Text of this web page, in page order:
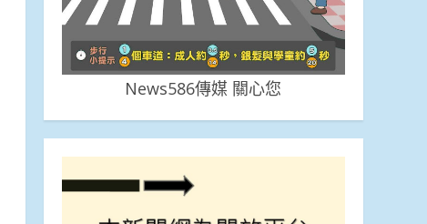
News586傳媒 關心您